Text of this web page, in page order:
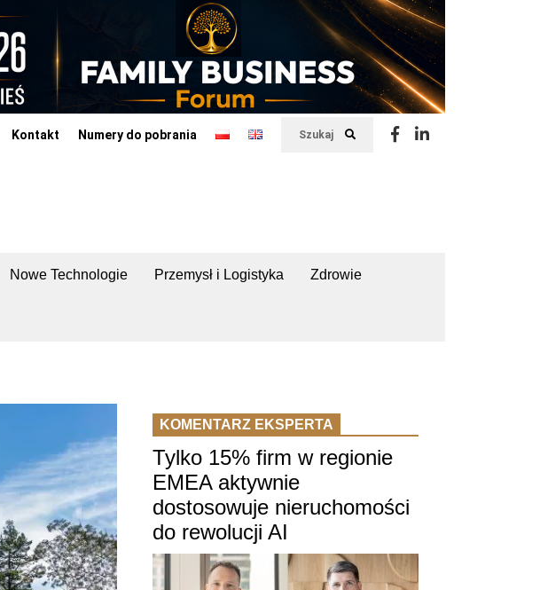
Szukaj
Kontakt Numery do pobrania
Nowe Technologie Przemysł i Logistyka Zdrowie
KOMENTARZ EKSPERTA
Tylko 15% firm w regionie
EMEA aktywnie
dostosowuje nieruchomości
do rewolucji AI